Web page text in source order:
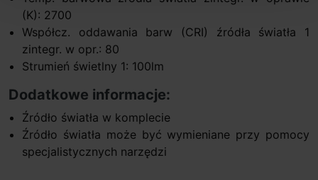
(K): 2700
Współcz. oddawania barw (CRI) źródła światła 1
zintegr. w opr.: 80
Strumień świetlny 1: 100lm
Dodatkowe informacje:
Źródło światła w komplecie
Źródło światła może być wymieniane przy pomocy
specjalistycznych narzędzi